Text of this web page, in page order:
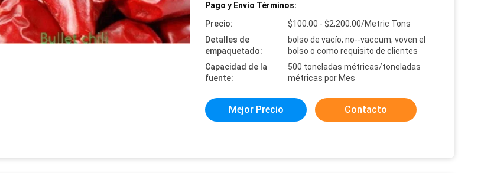
Pago y Envío Términos:
Precio:
$100.00 - $2,200.00/Metric Tons
Detalles de
empaquetado:
bolso de vacío; no--vaccum; voven el
bolso o como requisito de clientes
Capacidad de la
fuente:
500 toneladas métricas/toneladas
métricas por Mes
Mejor Precio Contacto